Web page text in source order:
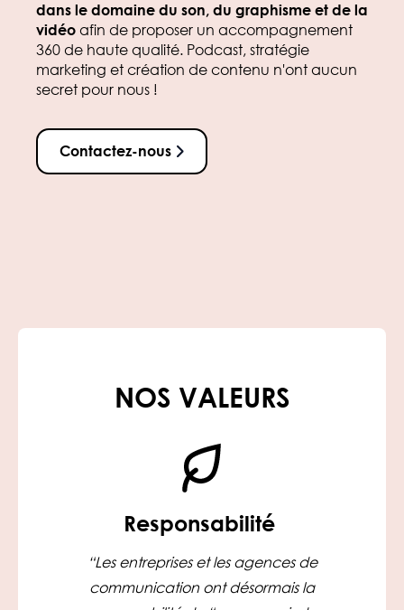
dans le domaine du son, du graphisme et de la
vidéo afin de proposer un accompagnement
360 de haute qualité. Podcast, stratégie
marketing et création de contenu n'ont aucun
secret pour nous !
Contactez-nous
NOS VALEURS
Responsabilité
“Les entreprises et les agences de
communication ont désormais la